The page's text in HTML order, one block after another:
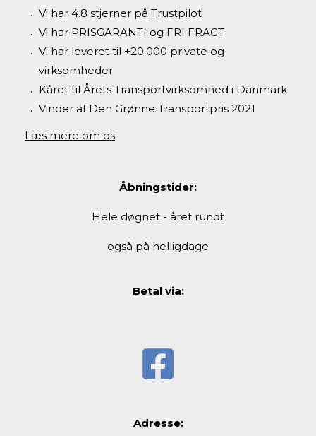
Vi har 4.8 stjerner på Trustpilot
Vi har PRISGARANTI og FRI FRAGT
Vi har leveret til +20.000 private og
virksomheder
Kåret til Årets Transportvirksomhed i Danmark
Vinder af Den Grønne Transportpris 2021
Læs mere om os
Åbningstider:
Hele døgnet - året rundt
også på helligdage
Betal via:
Adresse: